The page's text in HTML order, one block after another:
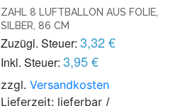
ZAHL 8 LUFTBALLON AUS FOLIE,
SILBER, 86 CM
Zuzügl. Steuer: 3,32 €
Inkl. Steuer: 3,95 €
zzgl.Versandkosten
Lieferzeit: lieferbar /